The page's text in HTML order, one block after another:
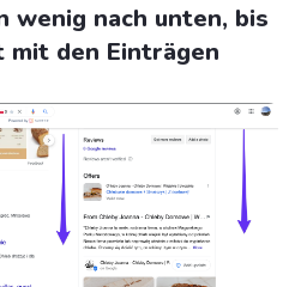
wenig nach unten, bis
mit den Einträgen